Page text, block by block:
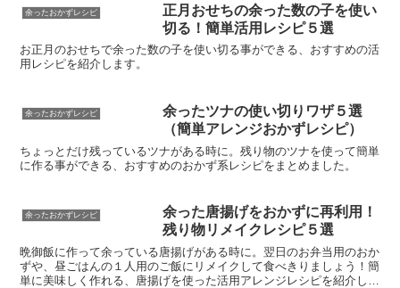
余ったおかずレシピ
正月おせちの余った数の子を使い
切る！簡単活用レシピ５選
お正月のおせちで余った数の子を使い切る事ができる、おすすめの活
用レシピを紹介します。
余ったおかずレシピ
余ったツナの使い切りワザ５選
（簡単アレンジおかずレシピ）
ちょっとだけ残っているツナがある時に。残り物のツナを使って簡単
に作る事ができる、おすすめのおかず系レシピをまとめました。
余ったおかずレシピ
余った唐揚げをおかずに再利用！
残り物リメイクレシピ５選
晩御飯に作って余っている唐揚げがある時に。翌日のお弁当用のおか
ずや、昼ごはんの１人用のご飯にリメイクして食べきりましょう！簡
単に美味しく作れる、唐揚げを使った活用アレンジレシピを紹介しま